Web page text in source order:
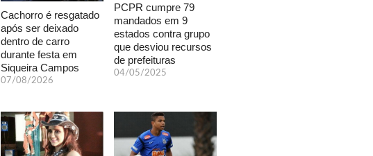
Cachorro é resgatado
após ser deixado
dentro de carro
durante festa em
Siqueira Campos
07/08/2026
PCPR cumpre 79
mandados em 9
estados contra grupo
que desviou recursos
de prefeituras
04/05/2025